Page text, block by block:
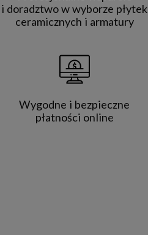
i doradztwo w wyborze płytek
ceramicznych i armatury
Wygodne i bezpieczne
płatności online